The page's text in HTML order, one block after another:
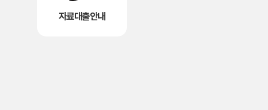
자료대출안내